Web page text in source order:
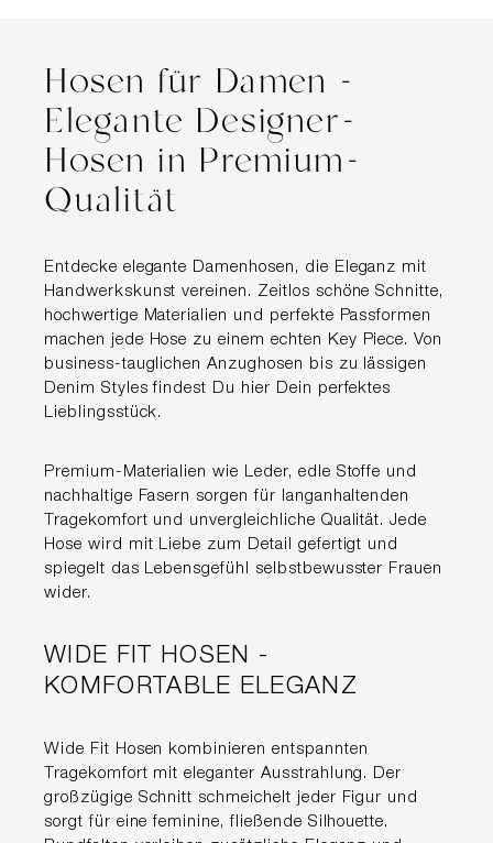
Hosen für Damen -
Elegante Designer-
Hosen in Premium-
Qualität
Entdecke elegante Damenhosen, die Eleganz mit
Handwerkskunst vereinen. Zeitlos schöne Schnitte,
hochwertige Materialien und perfekte Passformen
machen jede Hose zu einem echten Key Piece. Von
business-tauglichen Anzughosen bis zu lässigen
Denim Styles findest Du hier Dein perfektes
Lieblingsstück.
Premium-Materialien wie Leder, edle Stoffe und
nachhaltige Fasern sorgen für langanhaltenden
Tragekomfort und unvergleichliche Qualität. Jede
Hose wird mit Liebe zum Detail gefertigt und
spiegelt das Lebensgefühl selbstbewusster Frauen
wider.
WIDE FIT HOSEN -
KOMFORTABLE ELEGANZ
Wide Fit Hosen kombinieren entspannten
Tragekomfort mit eleganter Ausstrahlung. Der
großzügige Schnitt schmeichelt jeder Figur und
sorgt für eine feminine, fließende Silhouette.